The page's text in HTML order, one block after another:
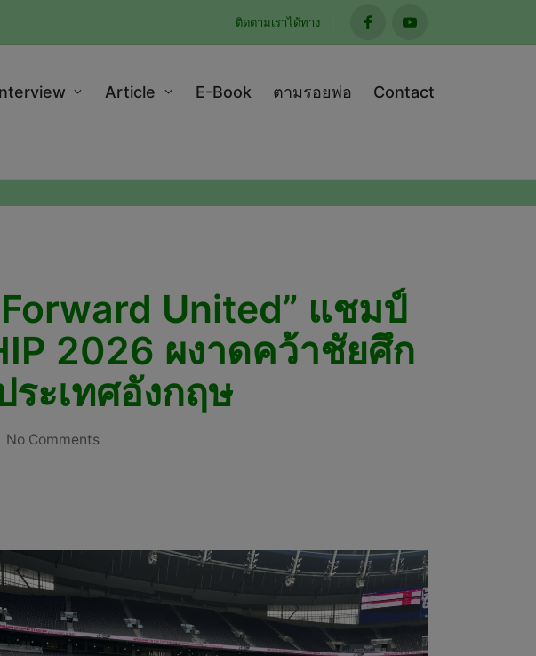
ติดตามเราได้ทาง
facebookyoutube
Article E-Book ตามรอยพ่อ Contact
Forward United” แชมป์
2026 ผงาดคว้าชัยศึก
ะเทศอังกฤษ
No Comments